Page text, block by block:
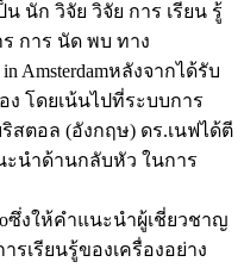
นัก วิจัย วิจัย การ เรียน รู้
การ นัด พบ ทาง
Amsterdamหลังจากได้รับ
ง โดยเน้นไปที่ระบบการ
ตอล (อังกฤษ) ดร.เนฟได้ตี
นําด้านกลับหัว ในการ
ซึ่งให้คําแนะนําผู้เชี่ยวชาญ
เรียนรู้ของเครื่องอย่าง